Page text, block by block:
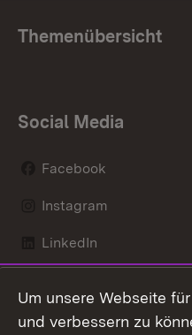
Themenübersicht
Social Media
Facebook
Instagram
LinkedIn
X / Twitter
Um unsere Webseite
und verbessern zu